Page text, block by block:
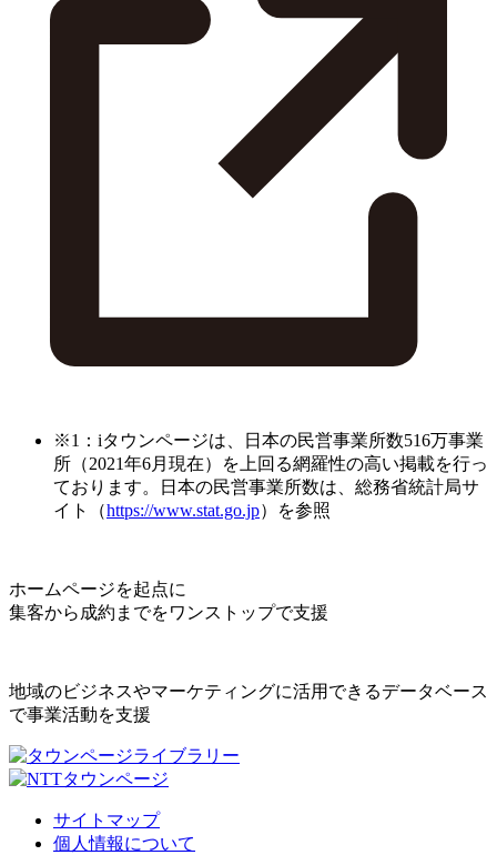
※1：iタウンページは、日本の民営事業所数516万事業
所（2021年6月現在）を上回る網羅性の高い掲載を行っ
ております。日本の民営事業所数は、総務省統計局サ
イト（https://www.stat.go.jp）を参照
ホームページを起点に
集客から成約までをワンストップで支援
地域のビジネスやマーケティングに活用できるデータベース
で事業活動を支援
サイトマップ
個人情報について